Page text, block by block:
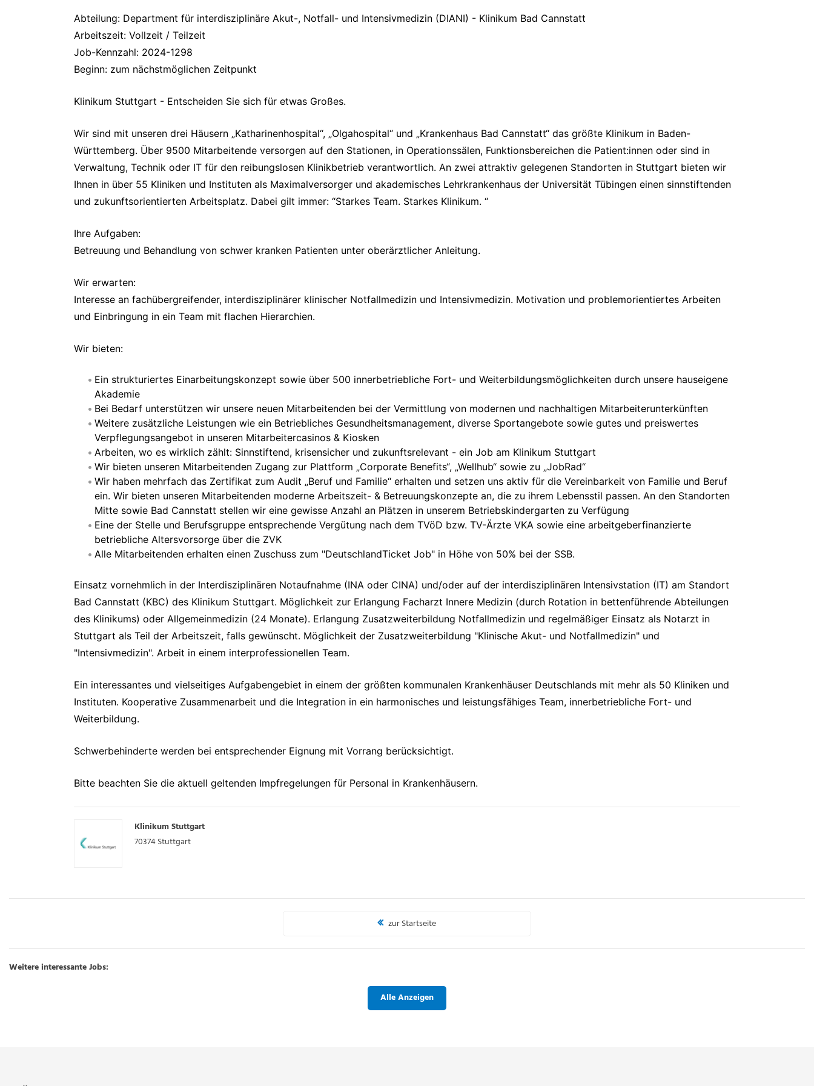
Abteilung: Department für interdisziplinäre Akut-, Notfall- und Intensivmedizin (DIANI) - Klinikum Bad Cannstatt
Arbeitszeit: Vollzeit / Teilzeit
Job-Kennzahl: 2024-1298
Beginn: zum nächstmöglichen Zeitpunkt
Klinikum Stuttgart - Entscheiden Sie sich für etwas Großes.
Wir sind mit unseren drei Häusern „Katharinenhospital“, „Olgahospital“ und „Krankenhaus Bad Cannstatt“ das größte Klinikum in Baden-
Württemberg. Über 9500 Mitarbeitende versorgen auf den Stationen, in Operationssälen, Funktionsbereichen die Patient:innen oder sind in
Verwaltung, Technik oder IT für den reibungslosen Klinikbetrieb verantwortlich. An zwei attraktiv gelegenen Standorten in Stuttgart bieten wir
Ihnen in über 55 Kliniken und Instituten als Maximalversorger und akademisches Lehrkrankenhaus der Universität Tübingen einen sinnstiftenden
und zukunftsorientierten Arbeitsplatz. Dabei gilt immer: “Starkes Team. Starkes Klinikum. “
Ihre Aufgaben:
Betreuung und Behandlung von schwer kranken Patienten unter oberärztlicher Anleitung.
Wir erwarten:
Interesse an fachübergreifender, interdisziplinärer klinischer Notfallmedizin und Intensivmedizin. Motivation und problemorientiertes Arbeiten
und Einbringung in ein Team mit flachen Hierarchien.
Wir bieten:
Ein strukturiertes Einarbeitungskonzept sowie über 500 innerbetriebliche Fort- und Weiterbildungsmöglichkeiten durch unsere hauseigene
Akademie
Bei Bedarf unterstützen wir unsere neuen Mitarbeitenden bei der Vermittlung von modernen und nachhaltigen Mitarbeiterunterkünften
Weitere zusätzliche Leistungen wie ein Betriebliches Gesundheitsmanagement, diverse Sportangebote sowie gutes und preiswertes
Verpflegungsangebot in unseren Mitarbeitercasinos & Kiosken
Arbeiten, wo es wirklich zählt: Sinnstiftend, krisensicher und zukunftsrelevant - ein Job am Klinikum Stuttgart
Wir bieten unseren Mitarbeitenden Zugang zur Plattform „Corporate Benefits“, „Wellhub“ sowie zu „JobRad“
Wir haben mehrfach das Zertifikat zum Audit „Beruf und Familie“ erhalten und setzen uns aktiv für die Vereinbarkeit von Familie und Beruf
ein. Wir bieten unseren Mitarbeitenden moderne Arbeitszeit- & Betreuungskonzepte an, die zu ihrem Lebensstil passen. An den Standorten
Mitte sowie Bad Cannstatt stellen wir eine gewisse Anzahl an Plätzen in unserem Betriebskindergarten zu Verfügung
Eine der Stelle und Berufsgruppe entsprechende Vergütung nach dem TVöD bzw. TV-Ärzte VKA sowie eine arbeitgeberfinanzierte
betriebliche Altersvorsorge über die ZVK
Alle Mitarbeitenden erhalten einen Zuschuss zum "DeutschlandTicket Job" in Höhe von 50% bei der SSB.
Einsatz vornehmlich in der Interdisziplinären Notaufnahme (INA oder CINA) und/oder auf der interdisziplinären Intensivstation (IT) am Standort
Bad Cannstatt (KBC) des Klinikum Stuttgart. Möglichkeit zur Erlangung Facharzt Innere Medizin (durch Rotation in bettenführende Abteilungen
des Klinikums) oder Allgemeinmedizin (24 Monate). Erlangung Zusatzweiterbildung Notfallmedizin und regelmäßiger Einsatz als Notarzt in
Stuttgart als Teil der Arbeitszeit, falls gewünscht. Möglichkeit der Zusatzweiterbildung "Klinische Akut- und Notfallmedizin" und
"Intensivmedizin". Arbeit in einem interprofessionellen Team.
Ein interessantes und vielseitiges Aufgabengebiet in einem der größten kommunalen Krankenhäuser Deutschlands mit mehr als 50 Kliniken und
Instituten. Kooperative Zusammenarbeit und die Integration in ein harmonisches und leistungsfähiges Team, innerbetriebliche Fort- und
Weiterbildung.
Schwerbehinderte werden bei entsprechender Eignung mit Vorrang berücksichtigt.
Bitte beachten Sie die aktuell geltenden Impfregelungen für Personal in Krankenhäusern.
Klinikum Stuttgart
70374Stuttgart
zur Startseite
Weitere interessante Jobs:
Alle Anzeigen